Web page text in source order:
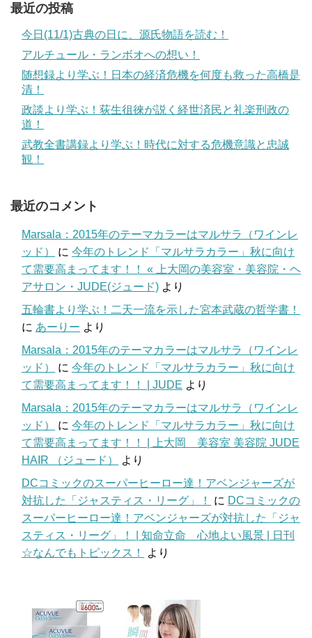
最近の投稿
今日(11/1)古典の日に、源氏物語を読む！
アルチュール・ランボオへの想い！
随想録より学ぶ！日本の経済危機を何度も救った高橋是
清！
政談より学ぶ！荻生徂徠が説く経世済民と礼楽刑政の
道！
武教全書講録より学ぶ！時代に対する危機意識と忠誠
観！
最近のコメント
Marsala：2015年のテーマカラーはマルサラ（ワインレ
ッド）
に 今年のトレンド「マルサラカラー」秋に向け
て需要高まってます！！ « 上大岡の美容室・美容院・ヘ
アサロン・JUDE(ジュード) より
五輪書より学ぶ！二天一流を示した宮本武蔵の哲学書！
に あーりー より
Marsala：2015年のテーマカラーはマルサラ（ワインレ
ッド）
に 今年のトレンド「マルサラカラー」秋に向け
て需要高まってます！！ | JUDE より
Marsala：2015年のテーマカラーはマルサラ（ワインレ
ッド）
に 今年のトレンド「マルサラカラー」秋に向け
て需要高まってます！！ | 上大岡 美容室 美容院 JUDE
HAIR （ジュード）
より
DCコミックのスーパーヒーロー達！アベンジャーズが
対抗した「ジャスティス・リーグ」！
に DCコミックの
スーパーヒーロー達！アベンジャーズが対抗した「ジャ
スティス・リーグ」！ | 知命立命 心地よい風景 | 日刊
☆なんでもトピックス！
より